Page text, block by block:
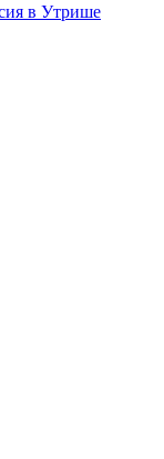
в Утрише